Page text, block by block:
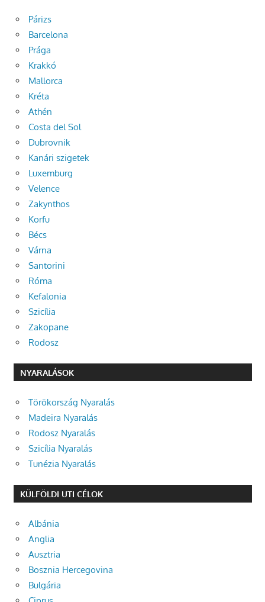
Párizs
Barcelona
Prága
Krakkó
Mallorca
Kréta
Athén
Costa del Sol
Dubrovnik
Kanári szigetek
Luxemburg
Velence
Zakynthos
Korfu
Bécs
Várna
Santorini
Róma
Kefalonia
Szicília
Zakopane
Rodosz
NYARALÁSOK
Törökország Nyaralás
Madeira Nyaralás
Rodosz Nyaralás
Szicília Nyaralás
Tunézia Nyaralás
KÜLFÖLDI UTI CÉLOK
Albánia
Anglia
Ausztria
Bosznia Hercegovina
Bulgária